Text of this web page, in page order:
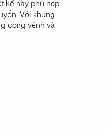
kế này phù hợp
Với khung
cong vênh và